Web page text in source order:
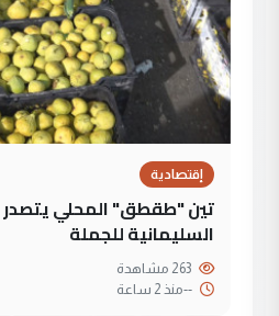
إقتصادية
تين "طقطق" المحلي
السليمانية للجملة
--منذ 2 ساعة